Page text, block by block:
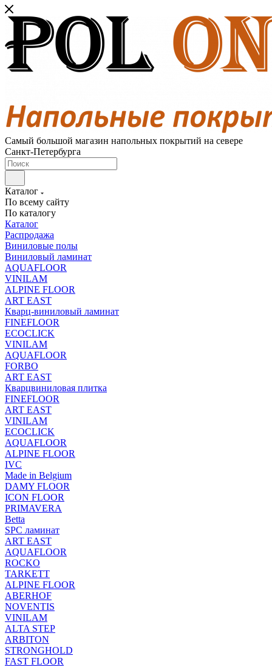
Самый большой магазин напольных покрытий на севере
Санкт-Петербурга
Каталог
По всему сайту
По каталогу
Каталог
Распродажа
Виниловые полы
Виниловый ламинат
AQUAFLOOR
VINILAM
ALPINE FLOOR
ART EAST
Кварц-виниловый ламинат
FINEFLOOR
ECOCLICK
VINILAM
AQUAFLOOR
FORBO
ART EAST
Кварцвиниловая плитка
FINEFLOOR
ART EAST
VINILAM
ECOCLICK
AQUAFLOOR
ALPINE FLOOR
IVC
Made in Belgium
DAMY FLOOR
ICON FLOOR
PRIMAVERA
Betta
SPC ламинат
ART EAST
AQUAFLOOR
ROCKO
TARKETT
ALPINE FLOOR
ABERHOF
NOVENTIS
VINILAM
ALTA STEP
ARBITON
STRONGHOLD
FAST FLOOR